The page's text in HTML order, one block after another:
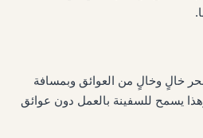
خالٍ وخالٍ من العوائق وبمسافة
مثلاً). وهذا يسمح للسفينة بالعمل دون عوائق